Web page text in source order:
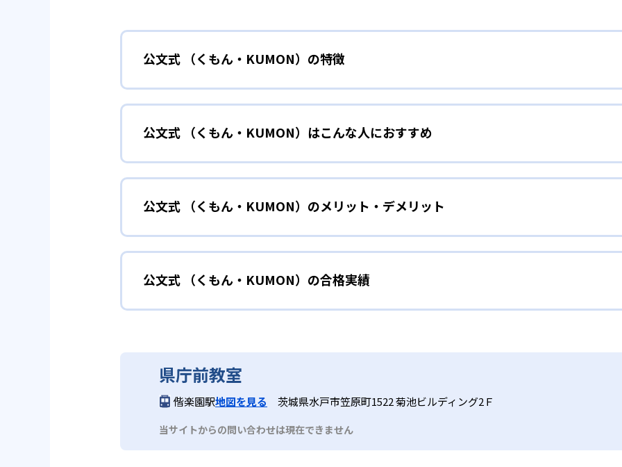
公文式 （くもん・KUMON）の特徴
01 無学年式の学力別学習
KUMONでは、年齢や学年にとらわれずに、一人ひとりの学力に応じたレベルから学習を始めて
確実に100点が取れるレベルから少しずつ難易度を上げていくことで子どもたちは多くの成功
できる。
02 自学自習スタイル
KUMONの教材は、簡単な問題から高度な問題へと、スモールステップで進んでいけるよう工
時期から高校教材に進む生徒もいる。
03 フレキシブルな受講スタイル
KUMONでは、教室が開いている時間内であれば、何曜日にでも週2回受講できる。そのため、
も通室しやすい。また、教室によっては自宅からのオンライン受講と通室を組み合わせること
公文式 （くもん・KUMON）はこんな人におすすめ
小学校に入る準備をしたい幼児向け
KUMONでは細かいステップに分かれた教材で、わかる楽しさを経験しながら無理なく力を高め
目でも自分で解けた達成感を味わうことで、少しずつ苦手意識を克服できるだろう。
中学生・高校生 部活や習い事と両立したい生徒向け
宿題の量や進め方に関しては、いつでも気軽に相談可能だ。
公文式 （くもん・KUMON）のメリット・デメリット
どんなメリットがある？
KUMONでは自学自習スタイルで勉強するため、集中力や目標に向かって頑張りやり抜く力を
い。
どんなデメリットがある？
KUMONでは、中高生のクラスでも数学・英語・国語の3教科に限られるため、その他の教科に
だろう。
公文式 （くもん・KUMON）の合格実績
KUMONは、公式サイトでは合格実績は公開していない。志望校への実績があるかどうかは、
県庁前教室
偕楽園駅地図を見る 茨城県水戸市笠原町1522 菊池ビルディング2Ｆ
当サイトからの問い合わせは現在できません